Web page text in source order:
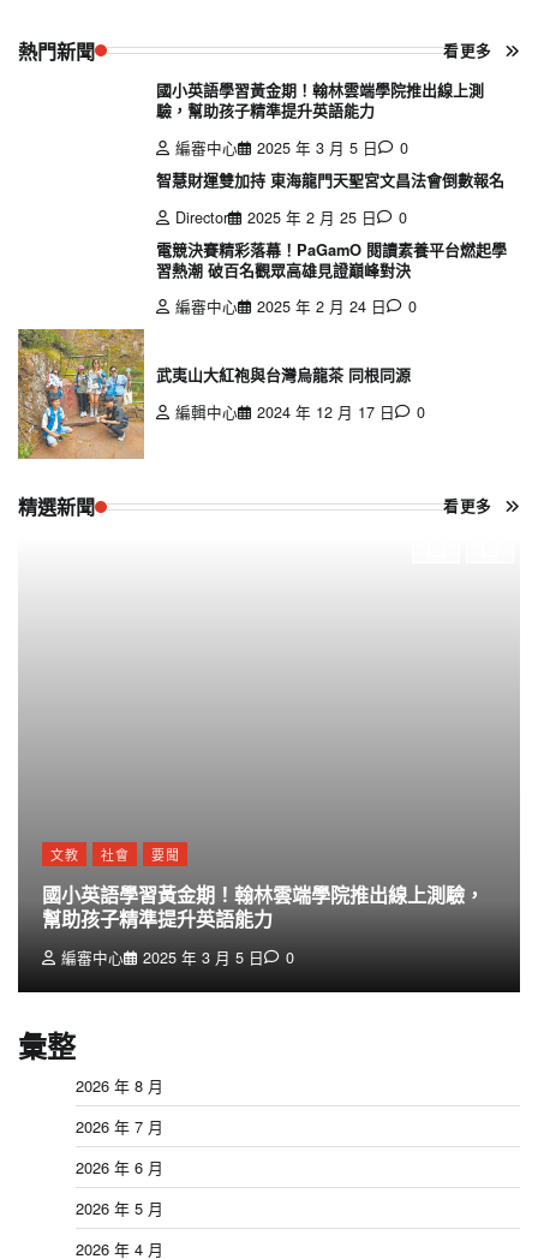
熱門新聞 看更多
國小英語學習黃金期！翰林雲端學院推出線上測
驗，幫助孩子精準提升英語能力
編審中心
2025 年 3 月 5 日
0
智慧財運雙加持 東海龍門天聖宮文昌法會倒數報名
Director
2025 年 2 月 25 日
0
電競決賽精彩落幕！PaGamO 閱讀素養平台燃起學
習熱潮 破百名觀眾高雄見證巔峰對決
編審中心
2025 年 2 月 24 日 0
武夷山大紅袍與台灣烏龍茶 同根同源
編輯中心
2024 年 12 月 17 日 0
精選新聞 看更多
文教 社會 要聞
國小英語學習黃金期！翰林雲端學院推出線上測驗，
幫助孩子精準提升英語能力
編審中心 2025 年 3 月 5 日 0
彙整
2026 年 8 月
2026 年 7 月
2026 年 6 月
2026 年 5 月
2026 年 4 月